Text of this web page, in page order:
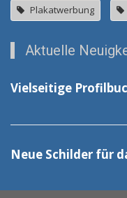
Plakatwerbung
Aktuelle
Vielseitige
Neue Schilder für